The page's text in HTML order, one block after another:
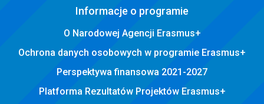
Informacje o programie
O Narodowej Agencji Erasmus+
Ochrona danych osobowych w programie Erasmus+
Perspektywa finansowa 2021-2027
Platforma Rezultatów Projektów Erasmus+